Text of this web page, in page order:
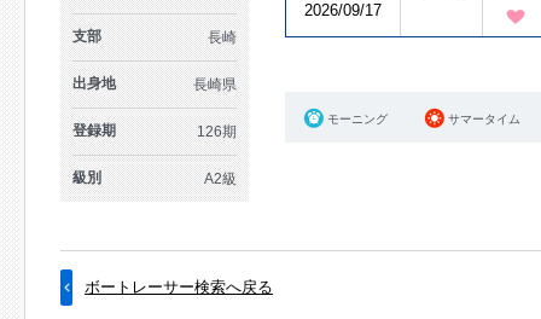
支部 長崎
出身地 長崎県
登録期 126期
級別 A2級
2026/09/17
モーニング サマータイム
ボートレーサー検索へ戻る